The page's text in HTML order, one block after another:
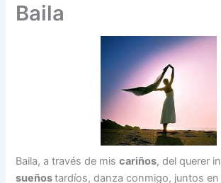
Baila
Baila, a través de miscariños, del querer
sueñostardíos, danza conmigo, juntos